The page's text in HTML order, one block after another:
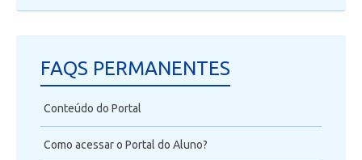
FAQS PERMANENTES
Conteúdo do Portal
Como acessar o Portal do Aluno?